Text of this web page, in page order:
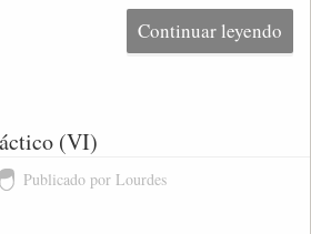
Continuar leyendo
(VI)
Publicado por Lourdes